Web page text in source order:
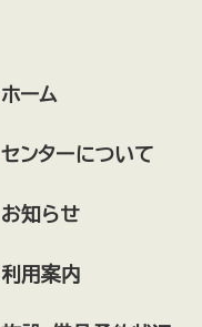
ホーム
センターについて
お知らせ
利用案内